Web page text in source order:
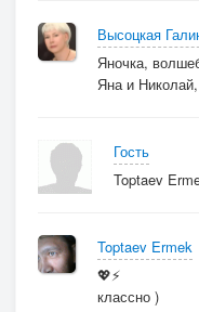
И этот плен по
Превращается
И от твоих
Мы вместе, но
Наверно я не
Так почему же
Высоцкая
Яночка,
Яна и
Гость
Toptaev
Toptaev Ermek
💖⚡
классно )